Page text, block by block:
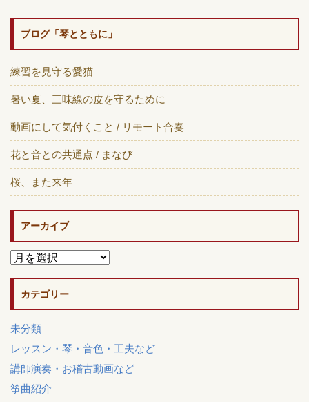
ブログ「琴とともに」
練習を見守る愛猫
暑い夏、三味線の皮を守るために
動画にして気付くこと / リモート合奏
花と音との共通点 / まなび
桜、また来年
アーカイブ
カテゴリー
未分類
レッスン・琴・音色・工夫など
講師演奏・お稽古動画など
筝曲紹介